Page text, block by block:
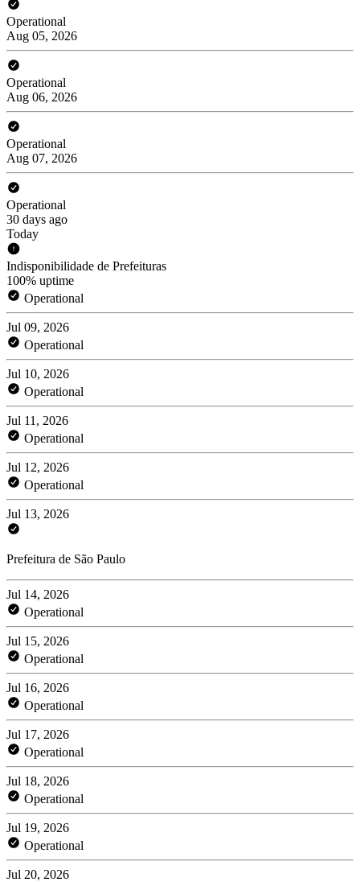
Operational
Aug 05, 2026
Operational
Aug 06, 2026
Operational
Aug 07, 2026
Operational
30 days ago
Today
Indisponibilidade de Prefeituras
100% uptime
Operational
Jul 09, 2026
Operational
Jul 10, 2026
Operational
Jul 11, 2026
Operational
Jul 12, 2026
Operational
Jul 13, 2026
Prefeitura de São Paulo
Jul 14, 2026
Operational
Jul 15, 2026
Operational
Jul 16, 2026
Operational
Jul 17, 2026
Operational
Jul 18, 2026
Operational
Jul 19, 2026
Operational
Jul 20, 2026